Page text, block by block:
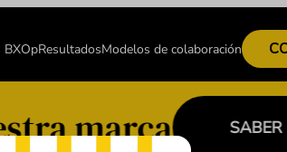
BXOpResultadosModelos de colaboración
marca SABER